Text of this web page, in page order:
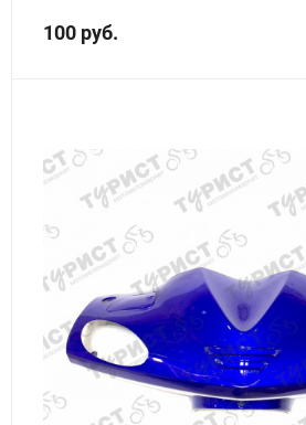
100 руб.